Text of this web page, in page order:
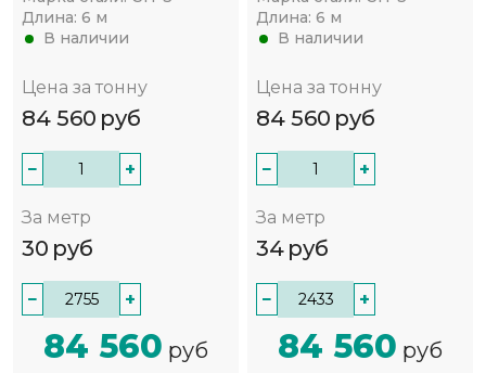
Длина: 6 м
В наличии
Цена за тонну
84 560 руб
− +
За метр
30 руб
− +
84 560 руб
Длина: 6 м
В наличии
Цена за тонну
84 560 руб
− +
За метр
34 руб
− +
84 560 руб